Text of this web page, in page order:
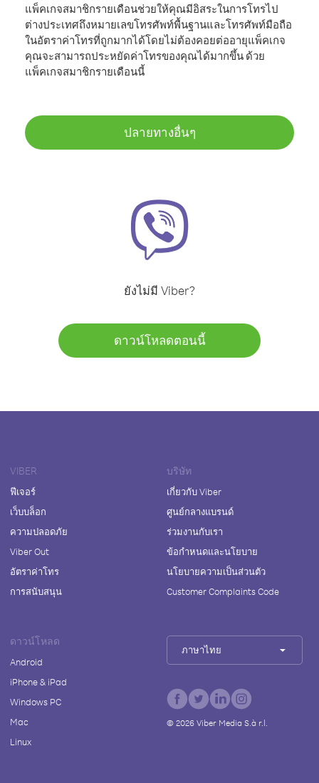
แพ็คเกจสมาชิกรายเดือนช่วยให้คุณมีอิสระในการโทรไป
ต่างประเทศถึงหมายเลขโทรศัพท์พื้นฐานและโทรศัพท์มือถือ
ในอัตราค่าโทรที่ถูกมากได้โดยไม่ต้องคอยต่ออายุแพ็คเกจ
คุณจะสามารถประหยัดค่าโทรของคุณได้มากขึ้น ด้วย
แพ็คเกจสมาชิกรายเดือนนี้
ปลายทางอื่นๆ
ยังไม่มี Viber?
ดาวน์โหลดตอนนี้
VIBER
ฟีเจอร์
เว็บบล็อก
ความปลอดภัย
Viber Out
อัตราค่าโทร
การสนับสนุน
บริษัท
เกี่ยวกับ Viber
ศูนย์กลางแบรนด์
ร่วมงานกับเรา
ข้อกำหนดและนโยบาย
นโยบายความเป็นส่วนตัว
Customer Complaints Code
ดาวน์โหลด
Android
iPhone & iPad
Windows PC
Mac
Linux
ภาษาไทย
© 2026Viber Media S.à r.l.